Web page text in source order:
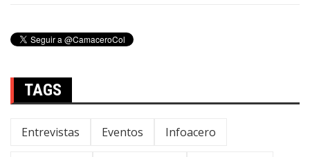
TAGS
Entrevistas Eventos Infoacero